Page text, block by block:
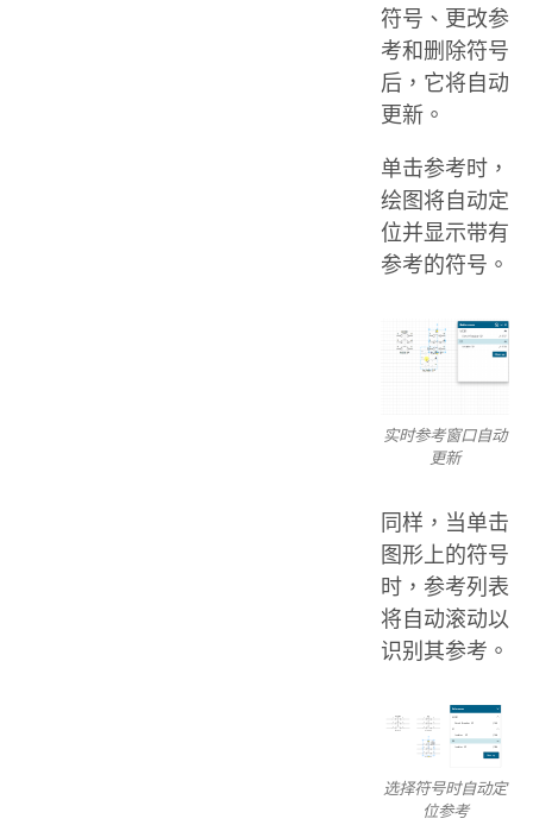
符号、更改参
考和删除符号
后，它将自动
更新。
单击参考时，
绘图将自动定
位并显示带有
参考的符号。
实时参考窗口自动
更新
同样，当单击
图形上的符号
时，参考列表
将自动滚动以
识别其参考。
选择符号时自动定
位参考